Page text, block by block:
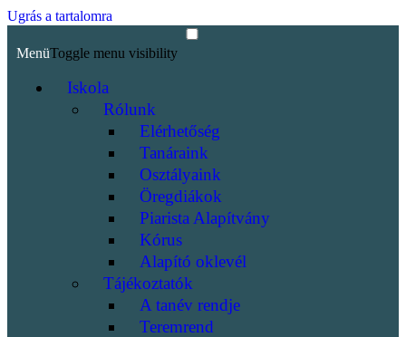
Ugrás a tartalomra
MenüToggle menu visibility
Iskola
Rólunk
Elérhetőség
Tanáraink
Osztályaink
Öregdiákok
Piarista Alapítvány
Kórus
Alapító oklevél
Tájékoztatók
A tanév rendje
Teremrend